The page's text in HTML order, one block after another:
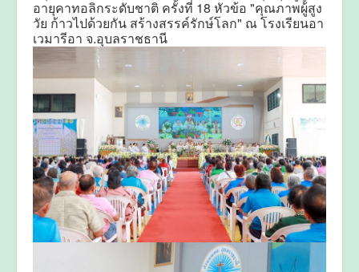
อายุคาทอลิกระดับชาติ ครั้งที่ 18 หัวข้อ "คุณภาพผู้สูง
วัย ก้าวไปด้วยกัน สร้างสรรค์รักษ์โลก" ณ โรงเรียนอา
เวมารีอา จ.อุบลราชธานี